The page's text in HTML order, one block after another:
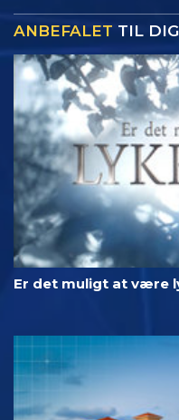
ANBEFALET TIL DIG
Er det muligt at være